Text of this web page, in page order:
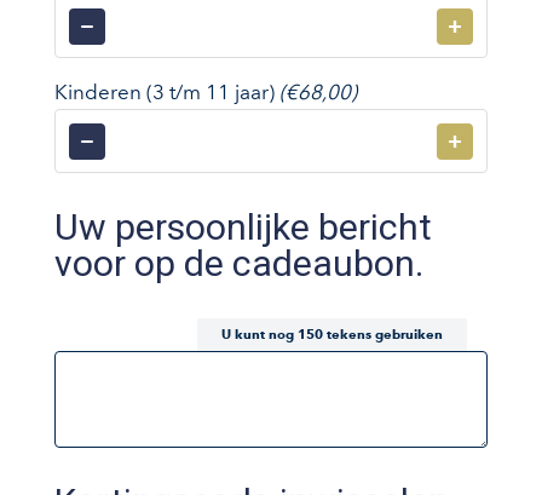
− +
Kinderen (3 t/m 11 jaar) (€68,00)
− +
Uw persoonlijke bericht
voor op de cadeaubon.
U kunt nog 150tekens gebruiken